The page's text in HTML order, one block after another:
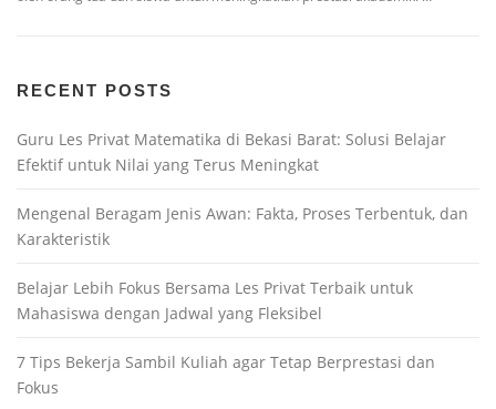
RECENT POSTS
Guru Les Privat Matematika di Bekasi Barat: Solusi Belajar
Efektif untuk Nilai yang Terus Meningkat
Mengenal Beragam Jenis Awan: Fakta, Proses Terbentuk, dan
Karakteristik
Belajar Lebih Fokus Bersama Les Privat Terbaik untuk
Mahasiswa dengan Jadwal yang Fleksibel
7 Tips Bekerja Sambil Kuliah agar Tetap Berprestasi dan
Fokus